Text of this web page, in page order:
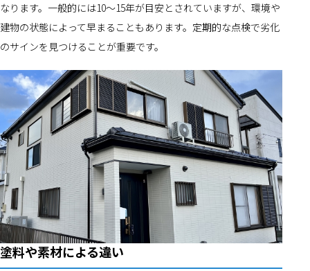
なります。一般的には10～15年が目安とされていますが、環境や
建物の状態によって早まることもあります。定期的な点検で劣化
のサインを見つけることが重要です。
塗料や素材による違い